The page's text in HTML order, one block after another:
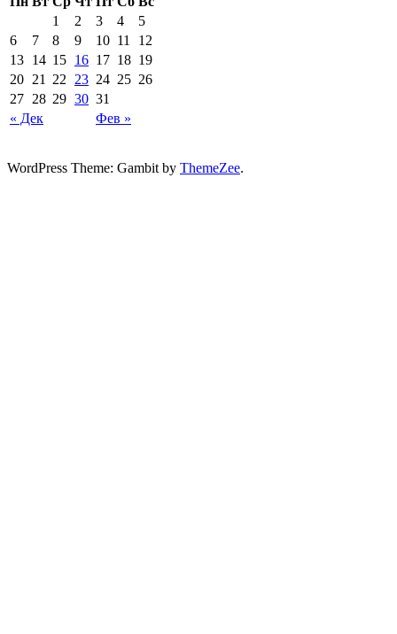
« Дек Фев »
1 2 3 4
5
6
7 8 9 10 11
12
13 14 15 16 17 18 19
20 21 22 23 24 25 26
27 28 29 30 31
WordPress Theme: Gambit by ThemeZee.